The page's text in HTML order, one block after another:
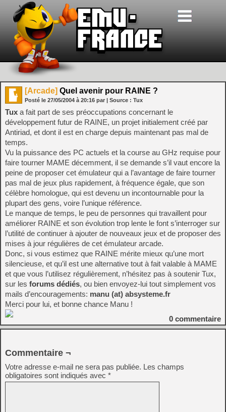
[Arcade] Quel avenir pour RAINE ?
Posté le 27/05/2004 à 20:16 par | Source : Tux
Tux a fait part de ses préoccupations concernant le
développement futur de RAINE, un projet initialement créé par
Antiriad, et dont il est en charge depuis maintenant pas mal de
temps.
Vu la puissance des PC actuels et la course au GHz requise pour
faire tourner MAME décemment, il se demande s’il vaut encore la
peine de proposer cet émulateur qui a l’avantage de faire tourner
pas mal de jeux plus rapidement, à fréquence égale, que son
célèbre homologue, qui est devenu un incontournable pour la
plupart des gens, voire l’unique référence.
Le manque de temps, le peu de personnes qui travaillent pour
améliorer RAINE et son évolution trop lente le font s’interroger sur
l’utilité de continuer à ajouter de nouveaux jeux et de proposer des
mises à jour régulières de cet émulateur arcade.
Donc, si vous estimez que RAINE mérite mieux qu’une mort
silencieuse, et qu’il est une alternative tout à fait valable à MAME
et que vous l’utilisez régulièrement, n’hésitez pas à soutenir Tux,
sur les forums dédiés, ou bien envoyez-lui tout simplement vos
mails d’encouragements: manu (at) absysteme.fr
Merci pour lui, et bonne chance Manu !
0 commentaire
Commentaire ¬
Votre adresse e-mail ne sera pas publiée. Les champs
obligatoires sont indiqués avec *